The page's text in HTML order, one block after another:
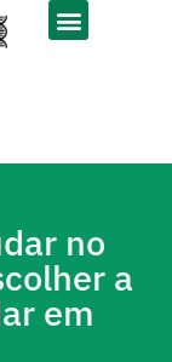
no
a
em